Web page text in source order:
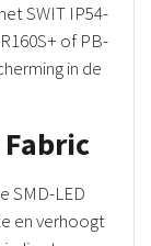
SWIT IP54-
of PB-
in de
SMD-LED
en verhoogt